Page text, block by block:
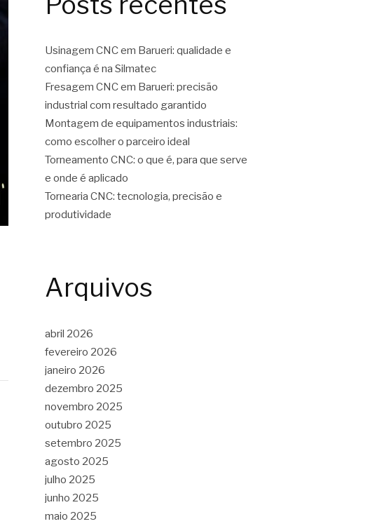
Usinagem CNC em Barueri: qualidade e
confiança é na Silmatec
Fresagem CNC em Barueri: precisão
industrial com resultado garantido
Montagem de equipamentos industriais:
como escolher o parceiro ideal
Torneamento CNC: o que é, para que serve
e onde é aplicado
Tornearia CNC: tecnologia, precisão e
produtividade
Arquivos
abril 2026
fevereiro 2026
janeiro 2026
dezembro 2025
novembro 2025
outubro 2025
setembro 2025
agosto 2025
julho 2025
junho 2025
maio 2025